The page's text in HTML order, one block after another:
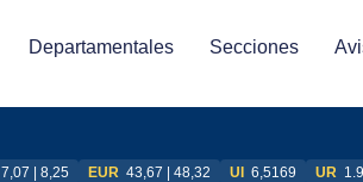
Departamentales Secciones
7,07 | 8,25 EUR 43,67 | 48,32 UI 6,5169 UR